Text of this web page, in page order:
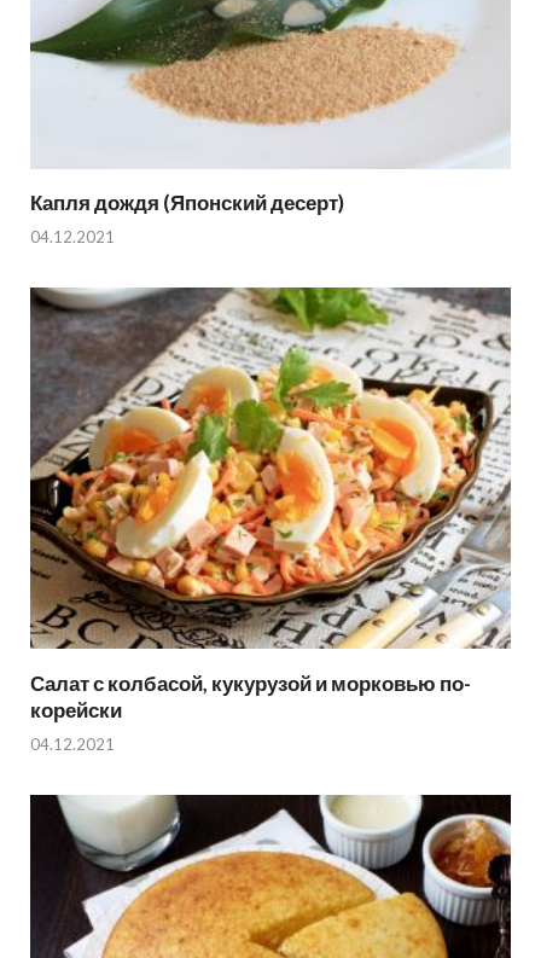
Капля дождя (Японский десерт)
04.12.2021
Салат с колбасой, кукурузой и морковью по-
корейски
04.12.2021